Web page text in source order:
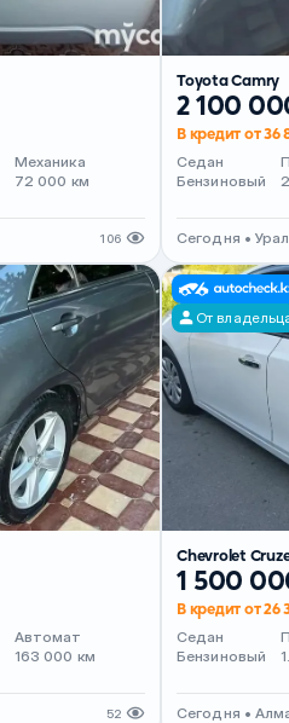
Механика
72 000 км
106
Toyota Camry
2 100
В кредит от 36
Седан
Бензиновый
Сегодня •
Автомат
163 000 км
52
От
Chevrolet
1 500
В кредит от 26
Седан
Бензиновый
Сегодня •